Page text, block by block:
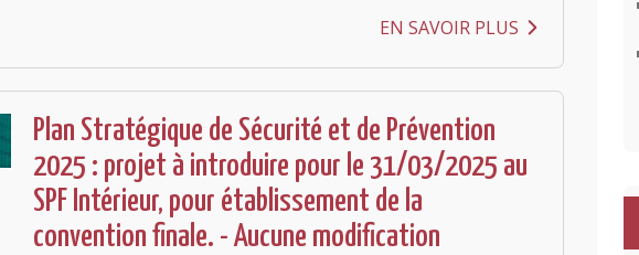
EN SAVOIR PLUS
Plan Stratégique de Sécurité et de Prévention
2025 : projet à introduire pour le 31/03/2025 au
SPF Intérieur, pour établissement de la
convention finale. - Aucune modification